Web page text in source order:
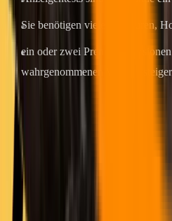
Sie benötigen viele Strukturen,
ein oder zwei Premium-
wahrgenommenen Wert zu
4. Solo-Creator, der
Empfehlung:
Warum: